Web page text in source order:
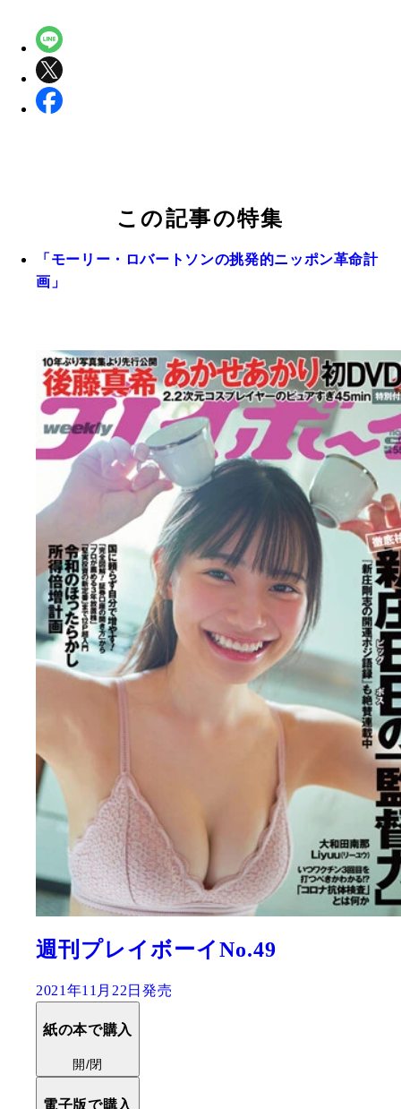
この記事の特集
「モーリー・ロバートソンの挑発的ニッポン革命計
画」
週刊プレイボーイNo.49
2021年11月22日発売
紙の本で購入
開/閉
電子版で購入